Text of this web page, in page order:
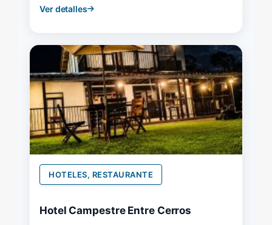
Ver detalles
HOTELES, RESTAURANTE
Hotel Campestre Entre Cerros